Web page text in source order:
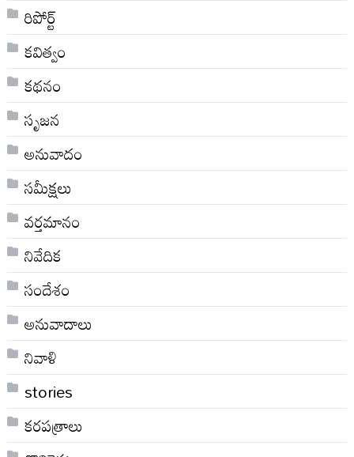
రిపోర్ట్
కవిత్వం
కథనం
సృజన
అనువాదం
సమీక్షలు
వర్తమానం
నివేదిక
సందేశం
అనువాదాలు
నివాళి
stories
కరపత్రాలు